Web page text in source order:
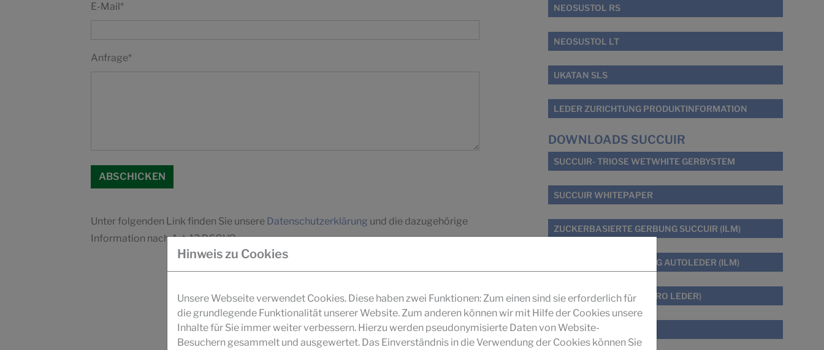
E-Mail*
Anfrage*
Unter folgenden Link finden Sie unsere Datenschutzerklärung und die dazugehörige
Information nach Art. 13 DSGVO.
NEOSUSTOL RS
NEOSUSTOL LT
UKATAN SLS
LEDER ZURICHTUNG PRODUKTINFORMATION
DOWNLOADS SUCCUIR
SUCCUIR- TRIOSE WETWHITE GERBYSTEM
SUCCUIR WHITEPAPER
ZUCKERBASIERTE GERBUNG SUCCUIR (ILM)
GERUCHS- OPTIMIERUNG AUTOLEDER (ILM)
GERBEN MIT ZUCKER (PRO LEDER)
SUCCUIR GESCHICHTE
Hinweis zu Cookies
Unsere Webseite verwendet Cookies. Diese haben zwei Funktionen: Zum einen sind sie erforderlich für
die grundlegende Funktionalität unserer Website. Zum anderen können wir mit Hilfe der Cookies unsere
Inhalte für Sie immer weiter verbessern. Hierzu werden pseudonymisierte Daten von Website-
Besuchern gesammelt und ausgewertet. Das Einverständnis in die Verwendung der Cookies können Sie